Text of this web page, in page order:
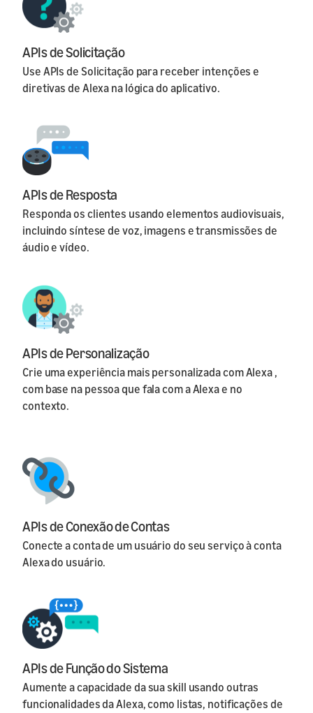
APIs de Solicitação
Use APIs de Solicitação para receber intenções e
diretivas de Alexa na lógica do aplicativo.
APIs de Resposta
Responda os clientes usando elementos audiovisuais,
incluindo síntese de voz, imagens e transmissões de
áudio e vídeo.
APIs de Personalização
Crie uma experiência mais personalizada com Alexa ,
com base na pessoa que fala com a Alexa e no
contexto.
APIs de Conexão de Contas
Conecte a conta de um usuário do seu serviço à conta
Alexa do usuário.
APIs de Função do Sistema
Aumente a capacidade da sua skill usando outras
funcionalidades da Alexa, como listas, notificações de